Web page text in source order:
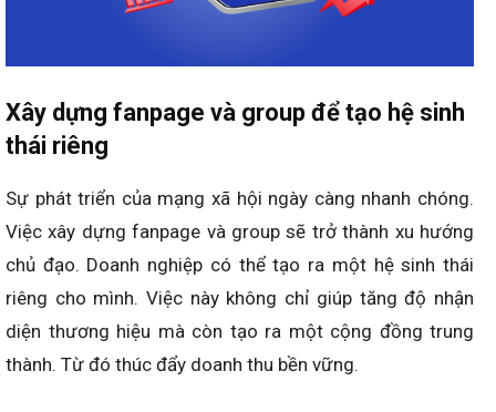
Xây dựng fanpage và group để tạo hệ sinh
thái riêng
Sự phát triển của mạng xã hội ngày càng nhanh chóng.
Việc xây dựng fanpage và group sẽ trở thành xu hướng
chủ đạo. Doanh nghiệp có thể tạo ra một hệ sinh thái
riêng cho mình. Việc này không chỉ giúp tăng độ nhận
diện thương hiệu mà còn tạo ra một cộng đồng trung
thành. Từ đó thúc đẩy doanh thu bền vững.